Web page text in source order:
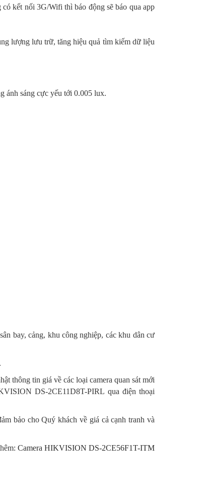
kết nối 3G/Wifi thì báo động sẽ báo qua app
lượng lưu trữ, tăng hiệu quả tìm kiếm dữ liệu
ánh sáng cực yếu tới 0.005 lux.
bay, cảng, khu công nghiệp, các khu dân cư
thông tin giá về các loại camera quan sát mới
DS-2CE11D8T-PIRL qua điện thoại
bảo cho Quý khách về giá cả cạnh tranh và
Camera HIKVISION DS-2CE56F1T-ITM